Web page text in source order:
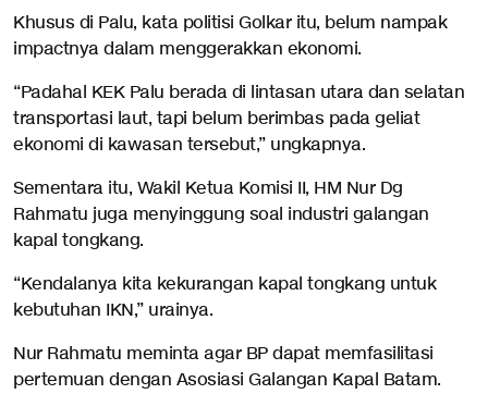
Khusus di Palu, kata politisi Golkar itu, belum nampak
impactnya dalam menggerakkan ekonomi.
“Padahal KEK Palu berada di lintasan utara dan selatan
transportasi laut, tapi belum berimbas pada geliat
ekonomi di kawasan tersebut,” ungkapnya.
Sementara itu, Wakil Ketua Komisi II, HM Nur Dg
Rahmatu juga menyinggung soal industri galangan
kapal tongkang.
“Kendalanya kita kekurangan kapal tongkang untuk
kebutuhan IKN,” urainya.
Nur Rahmatu meminta agar BP dapat memfasilitasi
pertemuan dengan Asosiasi Galangan Kapal Batam.